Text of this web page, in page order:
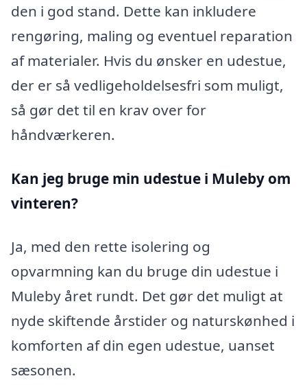
den i god stand. Dette kan inkludere
rengøring, maling og eventuel reparation
af materialer. Hvis du ønsker en udestue,
der er så vedligeholdelsesfri som muligt,
så gør det til en krav over for
håndværkeren.
Kan jeg bruge min udestue i Muleby om
vinteren?
Ja, med den rette isolering og
opvarmning kan du bruge din udestue i
Muleby året rundt. Det gør det muligt at
nyde skiftende årstider og naturskønhed i
komforten af din egen udestue, uanset
sæsonen.